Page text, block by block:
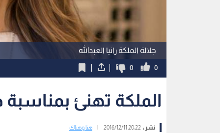
جلالة الملكة رانيا العبدالله
0
0
الملكة تهنئ بمناسبة
نشر :20:22 2016/12/11 هنا وهناك